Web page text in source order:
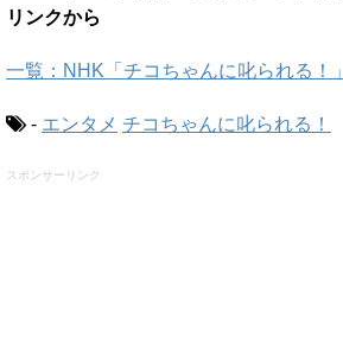
リンクから
一覧：NHK「チコちゃんに叱られる！」
- エンタメ チコちゃんに叱られる！
スポンサーリンク